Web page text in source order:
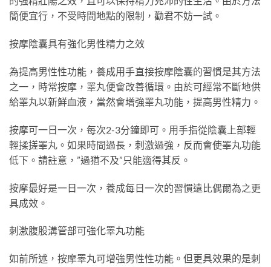
簡便宜行，不受時間地點的限制，勸君不妨一試。
按摩陰囊具有強化男性精力之效
為提高男性性功能，養成用手直接按摩陰囊的習慣是其方法
之一，時常按摩，睪丸便會改善循環。由於可經常不斷地供
給睪丸以新鮮血液，當然會增強睪丸功能，提高男性精力。
按摩可一日一次，每次2-3分鐘即可。用手指從陰囊上部輕
輕揉搓睪丸。如果時間過長，刺激過強，反而會使睪丸功能
低下。請註意，”過猶不及”只能適得其反。
按摩最好是一日一次，養成每日一次的習慣遠比偶爾為之更
具成效。
刺激腹股溝管部可強化睪丸功能
如前所述，按摩睪丸可增強男性性功能。但更具效果的是刺